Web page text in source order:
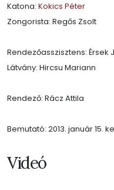
Katona: Kokics Péter
Zongorista: Regős Zsolt
Rendezőasszisztens: Érsek
Látvány: Hircsu Mariann
Rendező: Rácz Attila
Bemutató: 2013. január 15.
Videó